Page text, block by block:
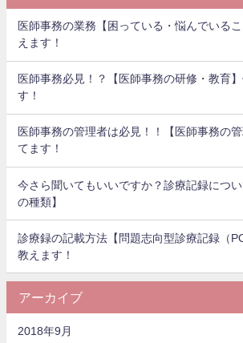
医師事務の業務【困っている・悩んでいる
えます！
医師事務必見！？【医師事務の研修・教育
す！
医師事務の管理者は必見！！【医師事務の
てます！
今さら聞いてもいいですか？診療記録につ
の種類】
診療録の記載方法【問題志向型診療記録（
教えます！
アーカイブ
2018年9月